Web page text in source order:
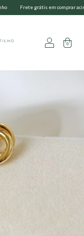
Frete grátis em comprar acima
0